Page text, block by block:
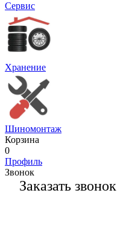
Сервис
Хранение
Шиномонтаж
Корзина
0
Профиль
Звонок
Заказать звонок